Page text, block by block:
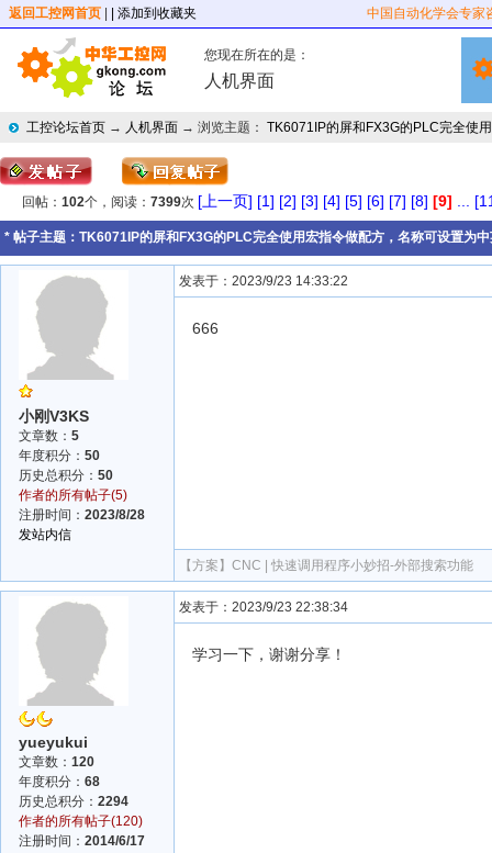
返回工控网首页 | 添加到收藏夹 中国自动化学会专家
您现在所在的是：
人机界面
工控论坛首页 → 人机界面 → 浏览主题： TK6071IP的屏和FX3G的PLC完全使
回帖： 102个，阅读： 7399次 [上一页] [1] [2] [3] [4] [5] [6] [7] [8] [9]
* 帖子主题： TK6071IP的屏和FX3G的PLC完全使用宏指令做配方，名称可设置为
小刚V3KS
文章数： 5
年度积分： 50
历史总积分： 50
作者的所有帖子(5)
注册时间： 2023/8/28
发站内信
发表于：2023/9/23 14:33:22
666
【方案】 CNC | 快速调用程序小妙招-外部搜索功能
yueyukui
文章数： 120
年度积分： 68
历史总积分： 2294
作者的所有帖子(120)
注册时间： 2014/6/17
发表于：2023/9/23 22:38:34
学习一下，谢谢分享！